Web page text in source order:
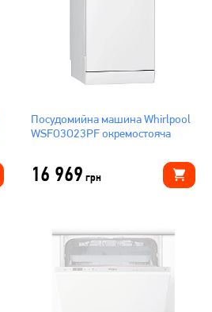
Посудомийна машина Whirlpool
WSFO3O23PF окремостояча
16 969 грн